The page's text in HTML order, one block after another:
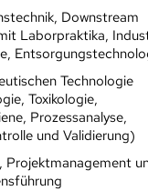
Downstream
Laborpraktika,
Technologie
Toxikologie,
Prozessanalyse,
und Validierung)
Projektmanagement